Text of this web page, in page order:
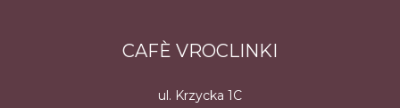
CAFÈ VROCLINKI
ul. Krzycka 1C